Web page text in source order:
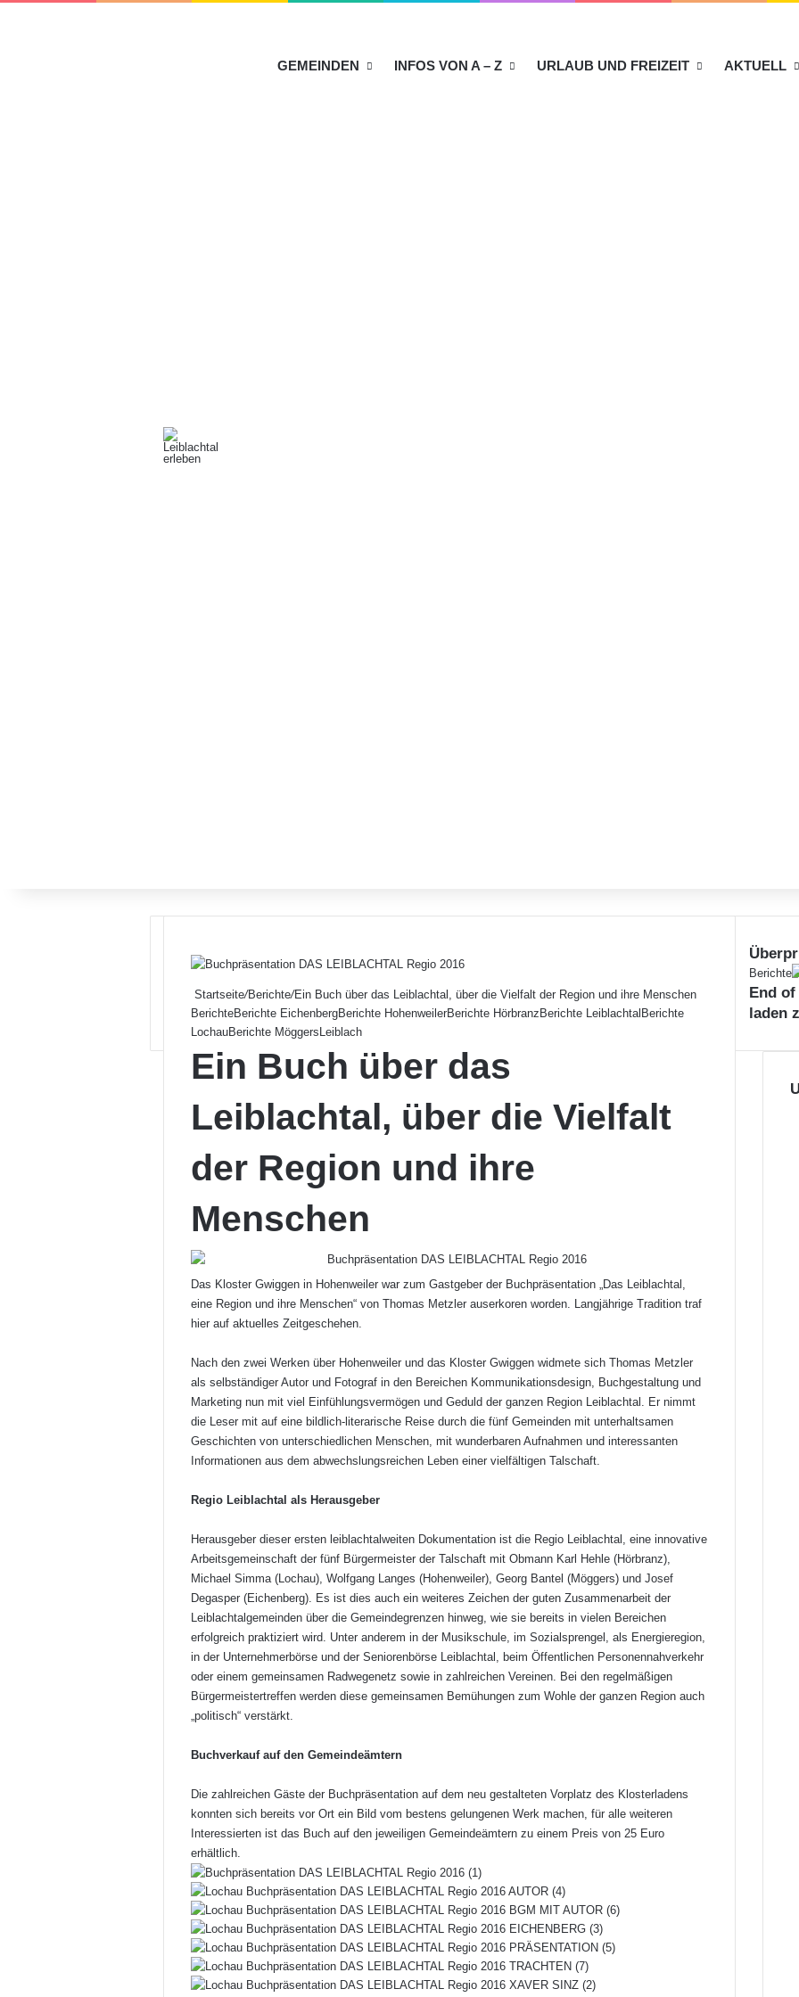
HOMEGEMEINDEN INFOS VON A – Z URLAUB UND FREIZEIT AKTUELL
Startseite/Berichte/Ein Buch über das Leiblachtal, über die Vielfalt der Region und ihre Menschen
BerichteBerichte EichenbergBerichte HohenweilerBerichte Hörbranz Berichte Leiblachtal Berichte
LochauBerichte Möggers Leiblach
Ein Buch über das
Leiblachtal, über die Vielfalt
der Region und ihre
Menschen
Das Kloster Gwiggen in Hohenweiler war zum Gastgeber der Buchpräsentation „Das Leiblachtal,
eine Region und ihre Menschen“ von Thomas Metzler auserkoren worden. Langjährige Tradition traf
hier auf aktuelles Zeitgeschehen.
Nach den zwei Werken über Hohenweiler und das Kloster Gwiggen widmete sich Thomas Metzler
als selbständiger Autor und Fotograf in den Bereichen Kommunikationsdesign, Buchgestaltung und
Marketing nun mit viel Einfühlungsvermögen und Geduld der ganzen Region Leiblachtal. Er nimmt
die Leser mit auf eine bildlich-literarische Reise durch die fünf Gemeinden mit unterhaltsamen
Geschichten von unterschiedlichen Menschen, mit wunderbaren Aufnahmen und interessanten
Informationen aus dem abwechslungsreichen Leben einer vielfältigen Talschaft.
Regio Leiblachtal als Herausgeber
Herausgeber dieser ersten leiblachtalweiten Dokumentation ist die Regio Leiblachtal, eine innovative
Arbeitsgemeinschaft der fünf Bürgermeister der Talschaft mit Obmann Karl Hehle (Hörbranz),
Michael Simma (Lochau), Wolfgang Langes (Hohenweiler), Georg Bantel (Möggers) und Josef
Degasper (Eichenberg). Es ist dies auch ein weiteres Zeichen der guten Zusammenarbeit der
Leiblachtalgemeinden über die Gemeindegrenzen hinweg, wie sie bereits in vielen Bereichen
erfolgreich praktiziert wird. Unter anderem in der Musikschule, im Sozialsprengel, als Energieregion,
in der Unternehmerbörse und der Seniorenbörse Leiblachtal, beim Öffentlichen Personennahverkehr
oder einem gemeinsamen Radwegenetz sowie in zahlreichen Vereinen. Bei den regelmäßigen
Bürgermeistertreffen werden diese gemeinsamen Bemühungen zum Wohle der ganzen Region auch
„politisch“ verstärkt.
Buchverkauf auf den Gemeindeämtern
Die zahlreichen Gäste der Buchpräsentation auf dem neu gestalteten Vorplatz des Klosterladens
konnten sich bereits vor Ort ein Bild vom bestens gelungenen Werk machen, für alle weiteren
Interessierten ist das Buch auf den jeweiligen Gemeindeämtern zu einem Preis von 25 Euro
erhältlich.
S
c
h
i
Berichte
End of
laden